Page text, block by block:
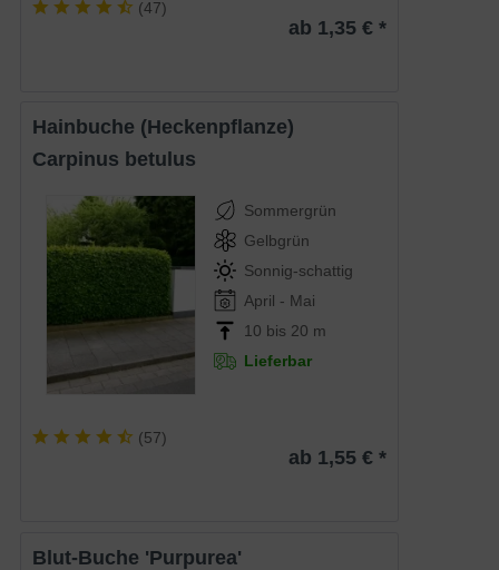
(47)
ab 1,35 € *
Hainbuche (Heckenpflanze)
Carpinus betulus
Sommergrün
Gelbgrün
Sonnig-schattig
April - Mai
10 bis 20 m
Lieferbar
(57)
ab 1,55 € *
Blut-Buche 'Purpurea'